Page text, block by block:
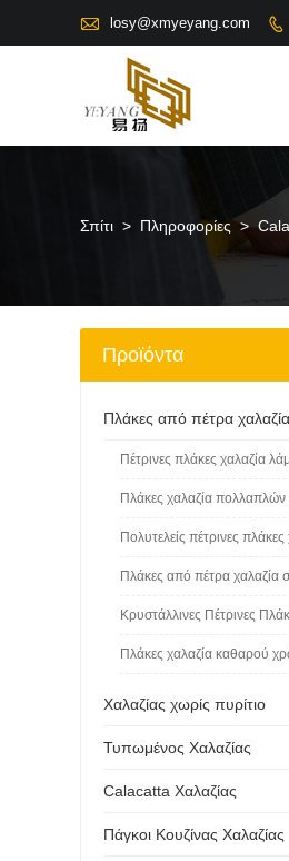
 losy@xmyeyang.com 
Σπίτι > Πληροφορίες >
Προϊόντα
Πλάκες από πέτρα χαλαζία
Πέτρινες πλάκες χαλαζία
Πλάκες χαλαζία
Πολυτελείς πέτρινες πλάκες
Πλάκες από πέτρα χαλαζία
Κρυστάλλινες Πέτρινες
Πλάκες χαλαζία καθαρού
Χαλαζίας χωρίς πυρίτιο
Τυπωμένος Χαλαζίας
Calacatta Χαλαζίας
Πάγκοι Κουζίνας Χαλαζίας